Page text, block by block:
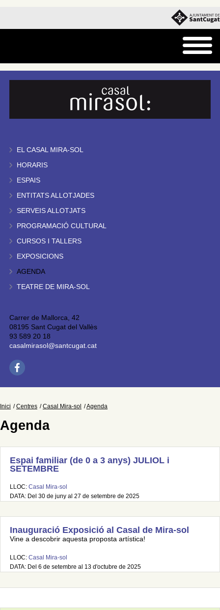
EL CASAL MIRA-SOL
HORARIS
ESPAIS
ENTITATS ALLOTJADES
SERVEIS ALLOTJATS
PROGRAMACIÓ CULTURAL
CURSOS I TALLERS
EXPOSICIONS
AGENDA
TEATRE DE MIRA-SOL
Carrer de Mallorca, 42
08195 Sant Cugat del Vallès
93 589 20 18
casalmirasol@santcugat.cat
Inici Centres Casal Mira-sol Agenda
Agenda
Espai familiar (de 0 a 3 anys) JULIOL i
SETEMBRE
LLOC: Casal Mira-sol
DATA: Del 30 de juny al 27 de setembre de 2025
Inauguració Exposició al Casal de Mira-sol
Vine a descobrir aquesta proposta artística!
LLOC: Casal Mira-sol
DATA: Del 6 de setembre al 13 d'octubre de 2025